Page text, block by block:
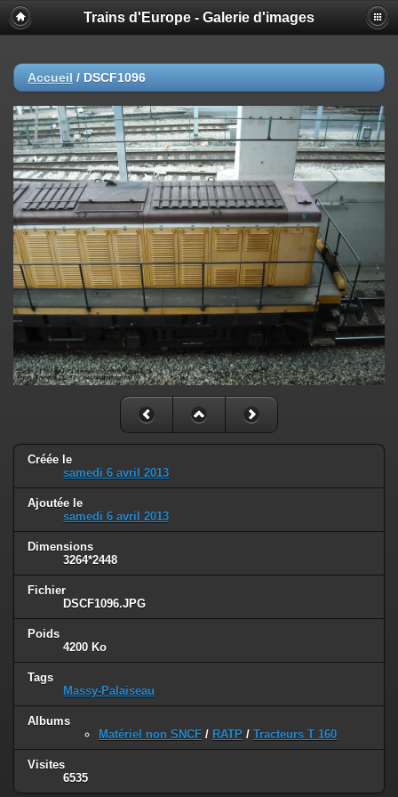
Trains d'Europe - Galerie d'images
Accueil / DSCF1096
Créée le
samedi 6 avril 2013
Ajoutée le
samedi 6 avril 2013
Dimensions
3264*2448
Fichier
DSCF1096.JPG
Poids
4200 Ko
Tags
Massy-Palaiseau
Albums
Matériel non SNCF / RATP / Tracteurs T 160
Visites
6535